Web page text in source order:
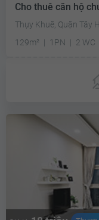
Cho thuê căn hộ
Thụy Khuê, Quận Tây
129m²
1PN 2 WC